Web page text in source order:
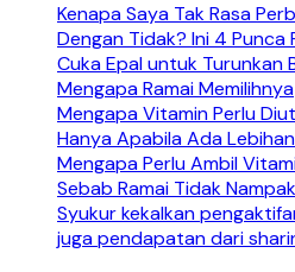
Kenapa Saya Tak Rasa
Dengan Tidak? Ini 4 Punca
Cuka Epal untuk Turunkan
Mengapa Ramai Memilihnya
Mengapa Vitamin Perlu
Hanya Apabila Ada
Mengapa Perlu Ambil
Sebab Ramai Tidak
Syukur kekalkan
juga pendapatan dari